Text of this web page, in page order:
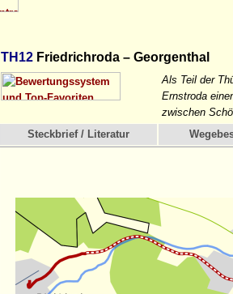
TH12 Friedrichroda – Georgenthal
Als Teil der
Ernstroda
zwischen
Steckbrief / Literatur